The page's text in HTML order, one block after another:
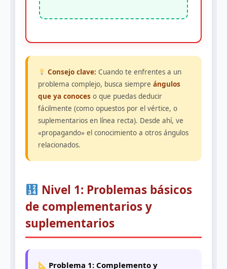
Consejo clave: Cuando te enfrentes a un
problema complejo, busca siempre ángulos
que ya conoces o que puedas deducir
fácilmente (como opuestos por el vértice, o
suplementarios en línea recta). Desde ahí, ve
«propagando» el conocimiento a otros ángulos
relacionados.
Nivel 1: Problemas básicos
de complementarios y
suplementarios
Problema 1: Complemento y